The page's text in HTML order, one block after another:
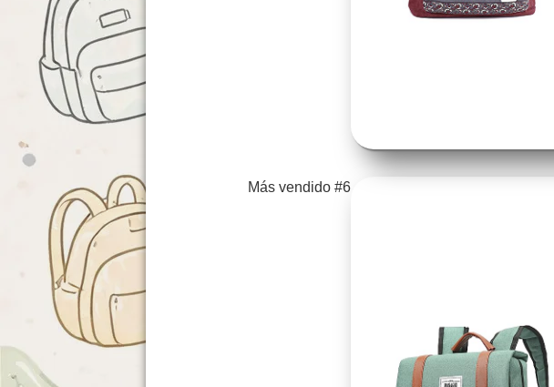
Más vendido #6